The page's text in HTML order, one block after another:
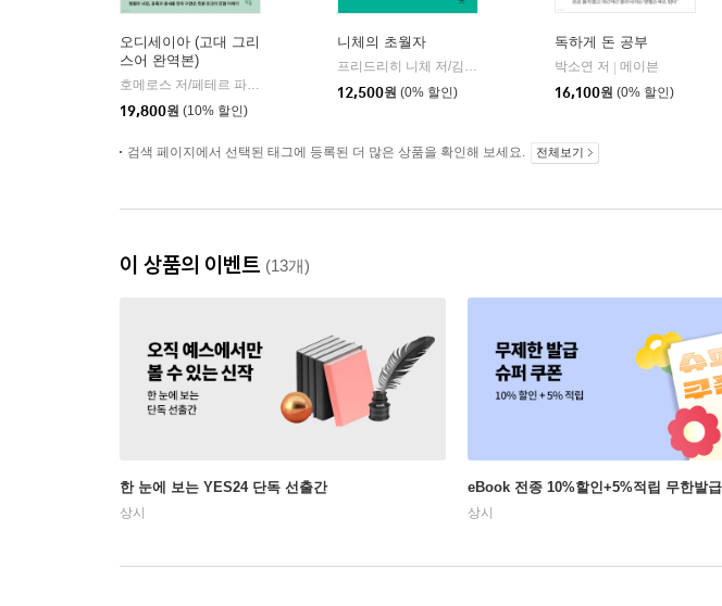
오디세이아 (고대 그리
스어 완역본)
| 현대지성
19,800원 (10% 할인)
니체의 초월자
12,500원 (0% 할인)
독하게 돈 공부
박소연 저 | 메이븐
16,100원 (0% 할인)
검색 페이지에서 선택된 태그에 등록된 더 많은 상품을 확인해 보세요. 전체보기
이 상품의 이벤트 (13개)
한 눈에 보는 YES24 단독 선출간
상시
eBook 전종 10%할인+5%적립 무한발
상시